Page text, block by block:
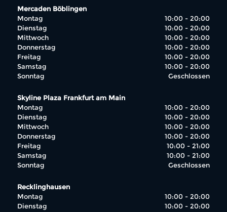
Mercaden Böblingen
Montag
10:00 - 20:00
Dienstag
10:00 - 20:00
Mittwoch
10:00 - 20:00
Donnerstag
10:00 - 20:00
Freitag
10:00 - 20:00
Samstag
10:00 - 20:00
Sonntag
Geschlossen
Skyline Plaza Frankfurt am Main
Montag
10:00 - 20:00
Dienstag
10:00 - 20:00
Mittwoch
10:00 - 20:00
Donnerstag
10:00 - 20:00
Freitag
10:00 - 21:00
Samstag
10:00 - 21:00
Sonntag
Geschlossen
Recklinghausen
Montag
10:00 - 20:00
Dienstag
10:00 - 20:00